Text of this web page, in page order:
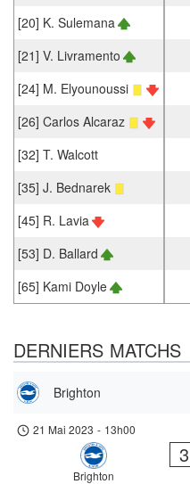
[20] K. Sulemana
[21] V. Livramento
[24] M. Elyounoussi
[26] Carlos Alcaraz
[32] T. Walcott
[35] J. Bednarek
[45] R. Lavia
[53] D. Ballard
[65] Kami Doyle
DERNIERS MATCHS
Brighton
21 Mai 2023 - 13h00
Brighton
3